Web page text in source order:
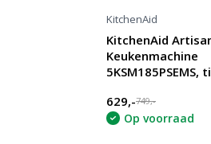
KitchenAid
KitchenAid
Keukenmachine
5KSM185PSEMS,
629,-749,-
Op voorraad